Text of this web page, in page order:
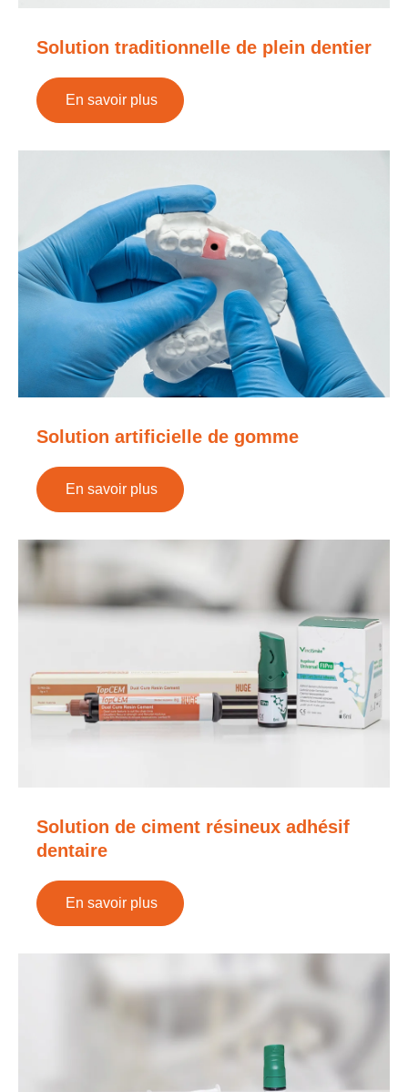
Solution traditionnelle de plein dentier
En savoir plus
Solution artificielle de gomme
En savoir plus
Solution de ciment résineux adhésif
dentaire
En savoir plus